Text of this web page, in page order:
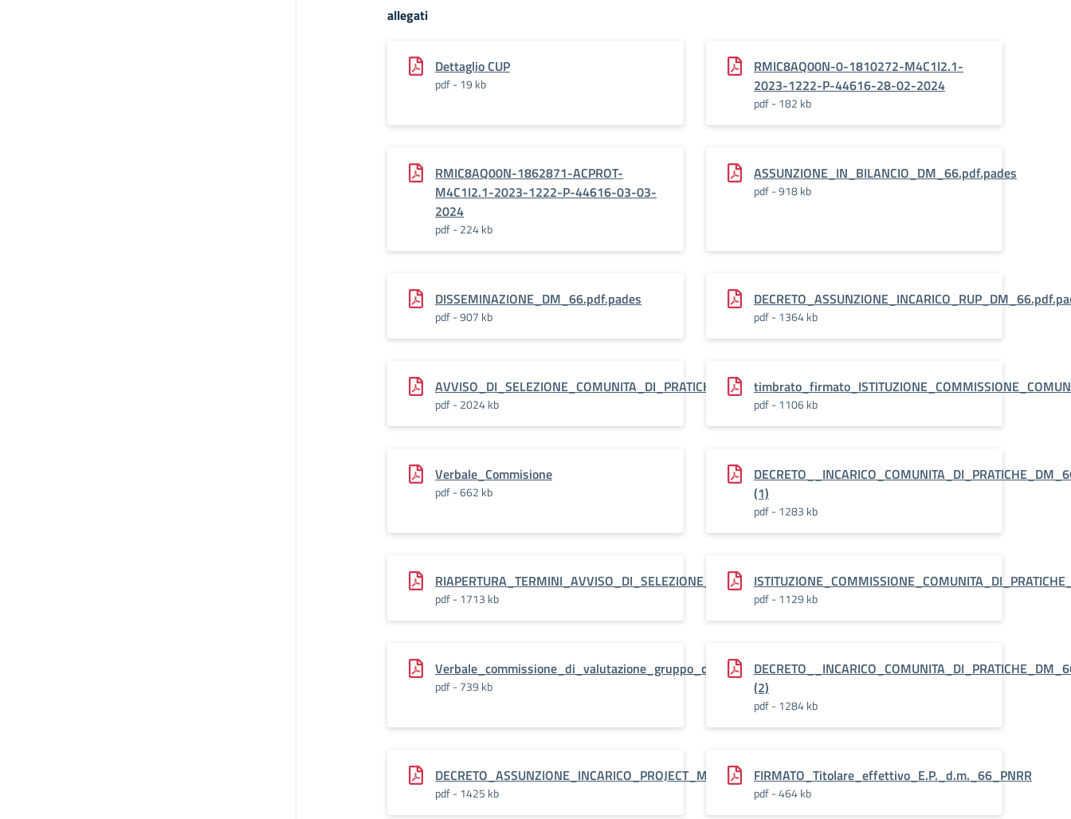
allegati
Dettaglio CUP
pdf - 19 kb
RMIC8AQ00N-0-1810272-M4C1I2.1-
2023-1222-P-44616-28-02-2024
pdf - 182 kb
RMIC8AQ00N-1862871-ACPROT-
M4C1I2.1-2023-1222-P-44616-03-03-
2024
pdf - 224 kb
ASSUNZIONE_IN_BILANCIO_DM_66.pdf.pades
pdf - 918 kb
DISSEMINAZIONE_DM_66.pdf.pades
pdf - 907 kb pdf - 1364 kb
AVVISO_DI_SELEZIONE_COMUNITA_DI_PRATICHE_DM66_03_04_24.pdf.pades
pdf - 2024 kb pdf - 1106 kb
Verbale_Commisione
pdf - 662 kb
(1)
pdf - 1283 kb
RIAPERTURA_TERMINI_AVVISO_DI_SELEZIONE_COMUNITA_DI_PRATICHE_DM66.pdf.pades
pdf - 1713 kb pdf - 1129 kb
Verbale_commissione_di_valutazione_gruppo_di_lavoro_DM_66
pdf - 739 kb
(2)
pdf - 1284 kb
DECRETO_ASSUNZIONE_INCARICO_PROJECT_MANAGER__DM
pdf - 1425 kb
FIRMATO_Titolare_effettivo_E.P._d.m._66_PNRR
pdf - 464 kb